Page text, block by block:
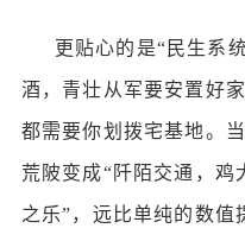
更贴心的是“民生系
酒，青壮从军要安置好
都需要你划拨宅基地。
荒陂变成“阡陌交通，鸡
之乐”，远比单纯的数值